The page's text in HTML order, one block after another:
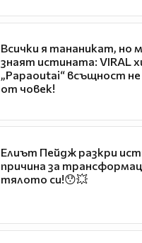
Всички я тананикат, но
знаят истината: VIRAL
„Papaoutai“ всъщност
от човек!
Елиът Пейдж разкри
причина за
тялото си!😯💥